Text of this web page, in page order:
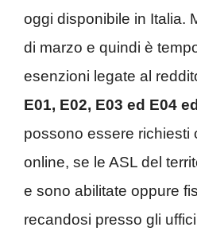
oggi disponibile in Italia.
di marzo e quindi è
esenzioni legate al
E01, E02, E03 ed E04
possono essere richiesti
online, se le ASL del
e sono abilitate oppure
recandosi presso gli